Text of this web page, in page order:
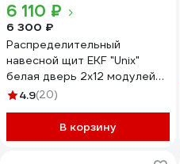
6 110 ₽
6 300 ₽
Распределительный
навесной щит EKF "Unix"
белая дверь 2х12 модулей
IP41 PROxima ux-2x12-nw
4.9(20)
В корзину